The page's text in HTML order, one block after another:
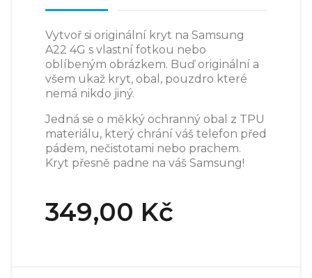
Vytvoř si originální kryt na Samsung
A22 4G s vlastní fotkou nebo
oblíbeným obrázkem. Buď originální a
všem ukaž kryt, obal, pouzdro které
nemá nikdo jiný.
Jedná se o měkký ochranný obal z TPU
materiálu, který chrání váš telefon před
pádem, nečistotami nebo prachem.
Kryt přesně padne na váš Samsung!
349,00 Kč